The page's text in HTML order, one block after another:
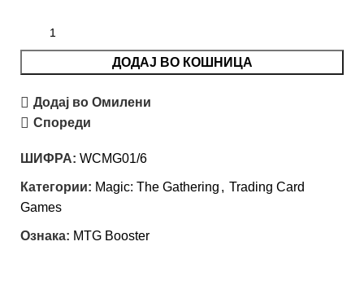
ДОДАЈ ВО КОШНИЦА
Додај во Омилени
Спореди
ШИФРА: WCMG01/6
Категории: Magic: Тhe Gathering , Trading Card
Games
Ознака: MTG Booster